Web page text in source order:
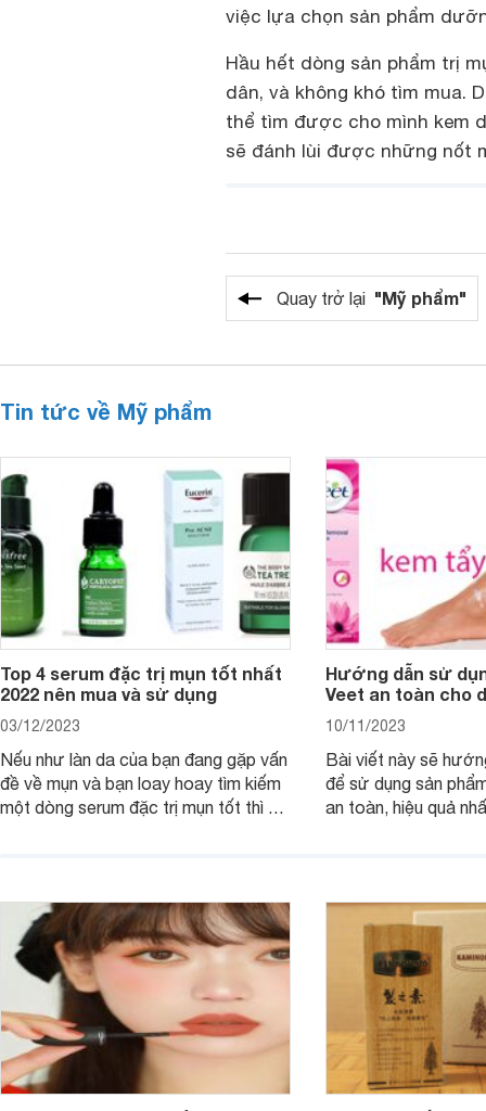
việc lựa chọn sản phẩm
Hầu hết dòng sản phẩm trị
dân, và không khó tìm mua.
thể tìm được cho mình kem
sẽ đánh lùi được những nốt
Quay trở lại "Mỹ phẩm"
Tin tức về Mỹ phẩm
Top 4 serum đặc trị mụn tốt nhất
2022 nên mua và sử dụng
03/12/2023
Nếu như làn da của bạn đang gặp vấn
đề về mụn và bạn loay hoay tìm kiếm
một dòng serum đặc trị mụn tốt thì bài
Hướng dẫn sử
Veet an toàn cho
10/11/2023
Bài viết này sẽ
để sử dụng sản
an toàn, hiệu quả